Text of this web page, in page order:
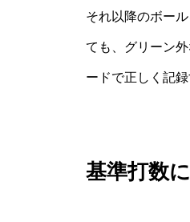
それ以降のボー
ても、グリーン
ードで正しく記
基準打数